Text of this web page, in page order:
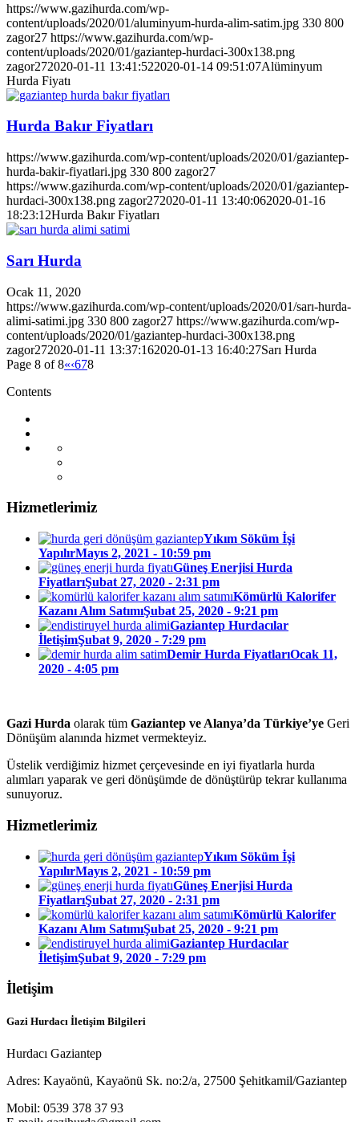
https://www.gazihurda.com/wp-
content/uploads/2020/01/aluminyum-hurda-alim-satim.jpg 330 800
zagor27 https://www.gazihurda.com/wp-
content/uploads/2020/01/gaziantep-hurdaci-300x138.png
zagor272020-01-11 13:41:522020-01-14 09:51:07Alüminyum
Hurda Fiyatı
Hurda Bakır Fiyatları
https://www.gazihurda.com/wp-content/uploads/2020/01/gaziantep-
hurda-bakir-fiyatlari.jpg 330 800 zagor27
https://www.gazihurda.com/wp-content/uploads/2020/01/gaziantep-
hurdaci-300x138.png zagor272020-01-11 13:40:062020-01-16
18:23:12Hurda Bakır Fiyatları
Sarı Hurda
Ocak 11, 2020
https://www.gazihurda.com/wp-content/uploads/2020/01/sarı-hurda-
alimi-satimi.jpg 330 800 zagor27 https://www.gazihurda.com/wp-
content/uploads/2020/01/gaziantep-hurdaci-300x138.png
zagor272020-01-11 13:37:162020-01-13 16:40:27Sarı Hurda
Page 8 of 8«‹678
Contents
Hizmetlerimiz
Yıkım Söküm İşi
YapılırMayıs 2, 2021 - 10:59 pm
Güneş Enerjisi Hurda
FiyatlarıŞubat 27, 2020 - 2:31 pm
Kömürlü Kalorifer
Kazanı Alım SatımıŞubat 25, 2020 - 9:21 pm
Gaziantep Hurdacılar
İletişimŞubat 9, 2020 - 7:29 pm
Demir Hurda FiyatlarıOcak 11,
2020 - 4:05 pm
Gazi Hurda olarak tüm Gaziantep ve Alanya’da Türkiye’ye Geri
Dönüşüm alanında hizmet vermekteyiz.
Üstelik verdiğimiz hizmet çerçevesinde en iyi fiyatlarla hurda
alımları yaparak ve geri dönüşümde de dönüştürüp tekrar kullanıma
sunuyoruz.
Hizmetlerimiz
Yıkım Söküm İşi
YapılırMayıs 2, 2021 - 10:59 pm
Güneş Enerjisi Hurda
FiyatlarıŞubat 27, 2020 - 2:31 pm
Kömürlü Kalorifer
Kazanı Alım SatımıŞubat 25, 2020 - 9:21 pm
Gaziantep Hurdacılar
İletişimŞubat 9, 2020 - 7:29 pm
İletişim
Gazi Hurdacı İletişim Bilgileri
Hurdacı Gaziantep
Adres: Kayaönü, Kayaönü Sk. no:2/a, 27500 Şehitkamil/Gaziantep
Mobil: 0539 378 37 93